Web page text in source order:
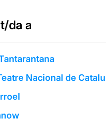
da a
Nacional de